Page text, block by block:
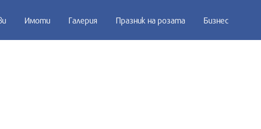
Имоти Галерия Празник на розата Бизнес